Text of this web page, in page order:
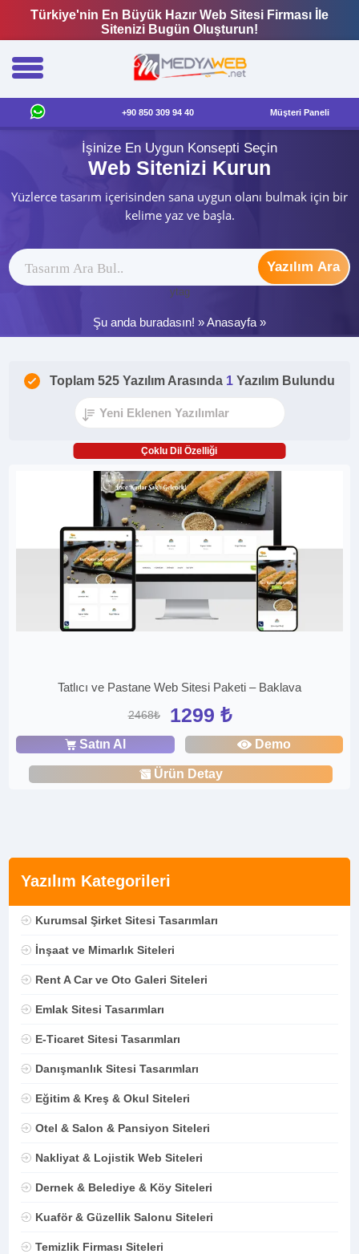
Türkiye'nin En Büyük Hazır Web Sitesi Firması İle
Sitenizi Bugün Oluşturun!
+90 850 309 94 40 Müşteri Paneli
İşinize En Uygun Konsepti Seçin
Web Sitenizi Kurun
Yüzlerce tasarım içerisinden sana uygun olanı bulmak için bir
kelime yaz ve başla.
Yazılım Ara
ytag
Şu anda buradasın! »Anasayfa »
Yazılım Kategorileri
Kurumsal Şirket Sitesi Tasarımları
İnşaat ve Mimarlık Siteleri
Rent A Car ve Oto Galeri Siteleri
Emlak Sitesi Tasarımları
E-Ticaret Sitesi Tasarımları
Danışmanlık Sitesi Tasarımları
Eğitim & Kreş & Okul Siteleri
Otel & Salon & Pansiyon Siteleri
Nakliyat & Lojistik Web Siteleri
Dernek & Belediye & Köy Siteleri
Kuaför & Güzellik Salonu Siteleri
Temizlik Firması Siteleri
Toplam 525 Yazılım Arasında 1 Yazılım Bulundu
Çoklu Dil Özelliği
Tatlıcı ve Pastane Web Sitesi Paketi – Baklava
2468₺ 1299 ₺
Satın Al Demo
Ürün Detay